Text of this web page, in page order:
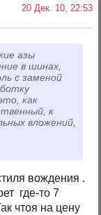
20 Дек. 10, 22:53
азы
в шинах,
с заменой
как
к
вложений,
вождения .
где-то 7
чтоя на цену